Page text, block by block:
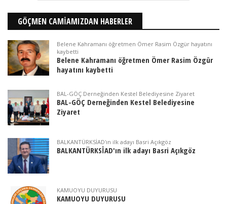
GÖÇMEN CAMİAMIZDAN HABERLER
Belene Kahramanı öğretmen Ömer Rasim Özgür hayatını
kaybetti
Belene Kahramanı öğretmen Ömer Rasim Özgür
hayatını kaybetti
BAL-GÖÇ Derneğinden Kestel Belediyesine Ziyaret
BAL-GÖÇ Derneğinden Kestel Belediyesine
Ziyaret
BALKANTÜRKSİAD'ın ilk adayı Basri Açıkgöz
BALKANTÜRKSİAD'ın ilk adayı Basri Açıkgöz
KAMUOYU DUYURUSU
KAMUOYU DUYURUSU